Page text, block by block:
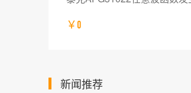
￥0
新闻推荐